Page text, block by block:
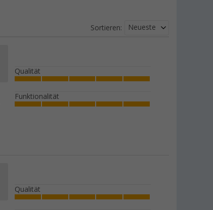
Sortieren: Neueste
Qualität
Funktionalität
Qualität